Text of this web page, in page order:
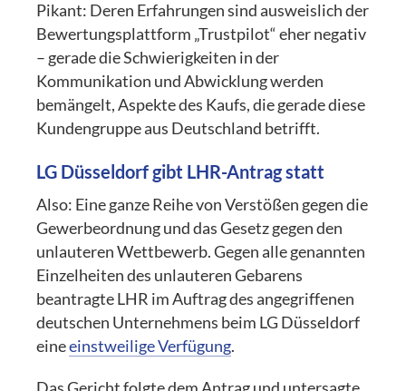
Pikant: Deren Erfahrungen sind ausweislich der
Bewertungsplattform „Trustpilot“ eher negativ
– gerade die Schwierigkeiten in der
Kommunikation und Abwicklung werden
bemängelt, Aspekte des Kaufs, die gerade diese
Kundengruppe aus Deutschland betrifft.
LG Düsseldorf gibt LHR-Antrag statt
Also: Eine ganze Reihe von Verstößen gegen die
Gewerbeordnung und das Gesetz gegen den
unlauteren Wettbewerb. Gegen alle genannten
Einzelheiten des unlauteren Gebarens
beantragte LHR im Auftrag des angegriffenen
deutschen Unternehmens beim LG Düsseldorf
eineeinstweilige Verfügung.